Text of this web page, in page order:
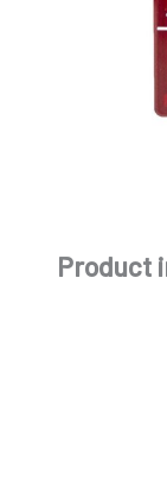
Product